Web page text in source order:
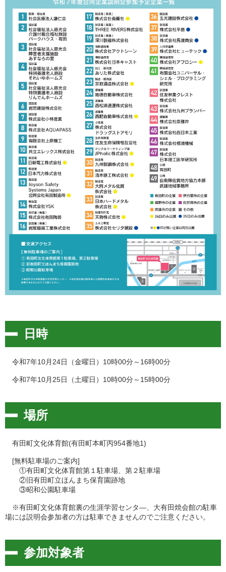
日時
令和7年10月24日（金曜日）10時00分～16時00分
令和7年10月25日（土曜日）10時00分～15時00分
場所
有田町文化体育館(有田町本町丙954番地1)
[無料駐車場のご案内]
①有田町文化体育館第１駐車場、第２駐車場
②旧有田町立ほんまち保育園跡地
③昭和公園駐車場
※有田町文化体育館裏の生涯学習センタ―、大有田焼会館の駐車
場には説明会参加者の方は駐車できませんのでご注意ください。
参加対象者